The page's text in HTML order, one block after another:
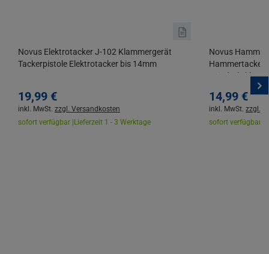
Novus Elektrotacker J-102 Klammergerät
Tackerpistole Elektrotacker bis 14mm
19,99 €
inkl. MwSt. zzgl. Versandkosten
sofort verfügbar | Lieferzeit 1 - 3 Werktage
Novus
Hammertacker
14,99 €
inkl. MwSt. zzgl.
sofort verfügbar |